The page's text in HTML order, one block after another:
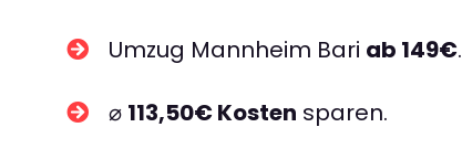
Umzug Mannheim Bari ab 149€.
⌀ 113,50€ Kosten sparen.